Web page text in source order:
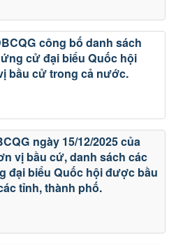
công bố danh sách
cử đại biểu Quốc hội
bầu cử trong cả nước.
ngày 15/12/2025 của
vị bầu cứ, danh sách các
đại biểu Quốc hội được bầu
tỉnh, thành phố.